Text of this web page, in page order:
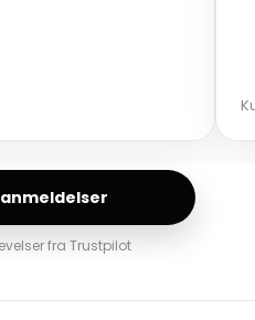
anmeldelser
fra Trustpilot